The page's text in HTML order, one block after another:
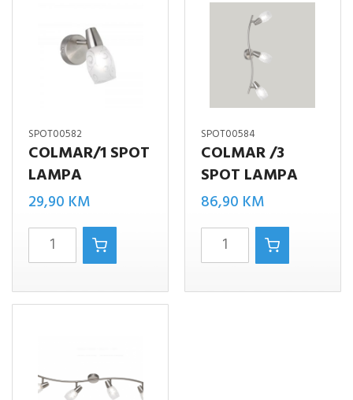
SPOT00582
COLMAR/1 SPOT
LAMPA
29,90 KM
COLMAR/1
SPOT
LAMPA
količina
SPOT00584
COLMAR /3
SPOT LAMPA
86,90 KM
COLMAR
/3
SPOT